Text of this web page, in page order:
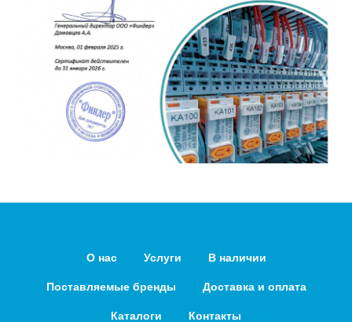
О нас Услуги В наличии
Поставляемые бренды Доставка и оплата
Каталоги Контакты